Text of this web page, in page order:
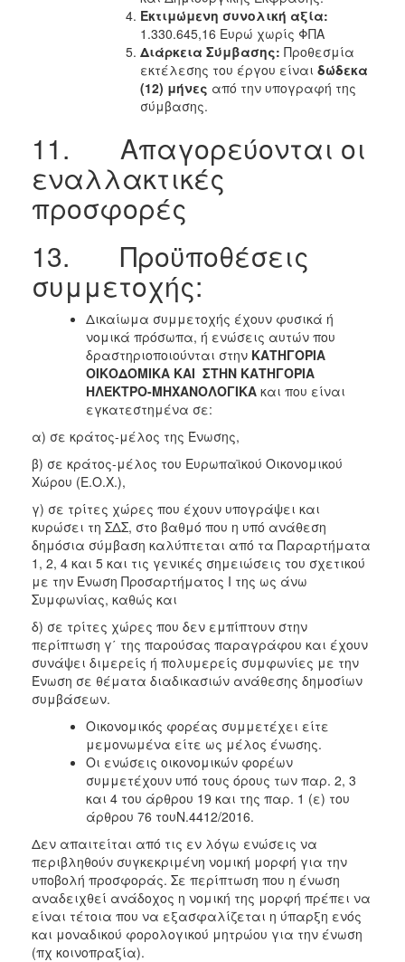
Εκτιμώμενη συνολική αξία:
1.330.645,16 Ευρώ χωρίς ΦΠΑ
Διάρκεια Σύμβασης: Προθεσμία
εκτέλεσης του έργου είναι δώδεκα
(12) μήνες από την υπογραφή της
σύμβασης.
11. Απαγορεύονται οι
εναλλακτικές
προσφορές
13. Προϋποθέσεις
συμμετοχής:
Δικαίωμα συμμετοχής έχουν φυσικά ή
νομικά πρόσωπα, ή ενώσεις αυτών που
δραστηριοποιούνται στην ΚΑΤΗΓΟΡΙΑ
ΟΙΚΟΔΟΜΙΚΑ ΚΑΙ ΣΤΗΝ ΚΑΤΗΓΟΡΙΑ
ΗΛΕΚΤΡΟ-ΜΗΧΑΝΟΛΟΓΙΚΑ και που είναι
εγκατεστημένα σε:
α) σε κράτος-μέλος της Ένωσης,
β) σε κράτος-μέλος του Ευρωπαϊκού Οικονομικού
Χώρου (Ε.Ο.Χ.),
γ) σε τρίτες χώρες που έχουν υπογράψει και
κυρώσει τη ΣΔΣ, στο βαθμό που η υπό ανάθεση
δημόσια σύμβαση καλύπτεται από τα Παραρτήματα
1, 2, 4 και 5 και τις γενικές σημειώσεις του σχετικού
με την Ένωση Προσαρτήματος I της ως άνω
Συμφωνίας, καθώς και
δ) σε τρίτες χώρες που δεν εμπίπτουν στην
περίπτωση γ΄ της παρούσας παραγράφου και έχουν
συνάψει διμερείς ή πολυμερείς συμφωνίες με την
Ένωση σε θέματα διαδικασιών ανάθεσης δημοσίων
συμβάσεων.
Οικονομικός φορέας συμμετέχει είτε
μεμονωμένα είτε ως μέλος ένωσης.
Οι ενώσεις οικονομικών φορέων
συμμετέχουν υπό τους όρους των παρ. 2, 3
και 4 του άρθρου 19 και της παρ. 1 (ε) του
άρθρου 76 τουΝ.4412/2016.
Δεν απαιτείται από τις εν λόγω ενώσεις να
περιβληθούν συγκεκριμένη νομική μορφή για την
υποβολή προσφοράς. Σε περίπτωση που η ένωση
αναδειχθεί ανάδοχος η νομική της μορφή πρέπει να
είναι τέτοια που να εξασφαλίζεται η ύπαρξη ενός
και μοναδικού φορολογικού μητρώου για την ένωση
(πχ κοινοπραξία).